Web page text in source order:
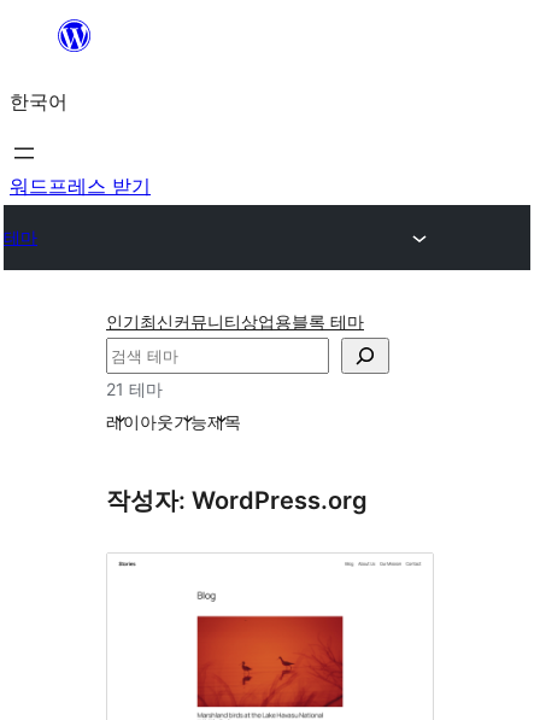
츠
로
바
가
한국어
워드프레스 받기
테마
인기최신커뮤니티상업용블록 테마
검
색
21 테마
레이아웃기능제목
작성자: WordPress.org